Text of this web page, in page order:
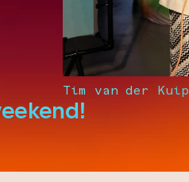
Tim van der Kuip